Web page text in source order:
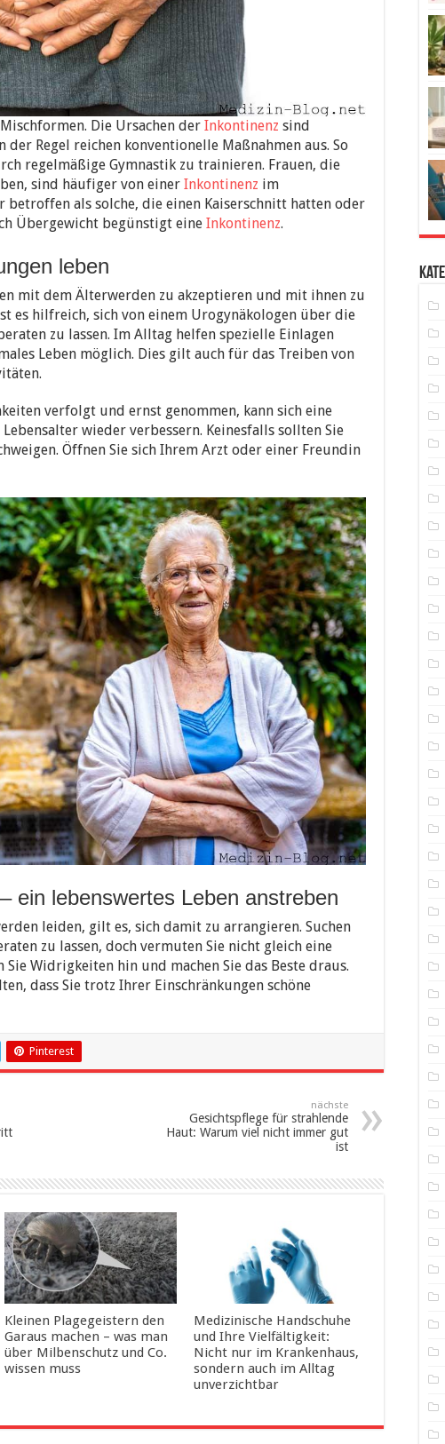
Die Ursachen der Inkontinenz sind
Regel reichen konventionelle Maßnahmen aus. So
regelmäßige Gymnastik zu trainieren. Frauen, die
sind häufiger von einer Inkontinenz im
betroffen als solche, die einen Kaiserschnitt hatten oder
Übergewicht begünstigt eine Inkontinenz.
leben
mit dem Älterwerden zu akzeptieren und mit ihnen zu
es hilfreich, sich von einem Urogynäkologen über die
zu lassen. Im Alltag helfen spezielle Einlagen
Leben möglich. Dies gilt auch für das Treiben von
verfolgt und ernst genommen, kann sich eine
wieder verbessern. Keinesfalls sollten Sie
Öffnen Sie sich Ihrem Arzt oder einer Freundin
ein lebenswertes Leben anstreben
leiden, gilt es, sich damit zu arrangieren. Suchen
zu lassen, doch vermuten Sie nicht gleich eine
Sie Widrigkeiten hin und machen Sie das Beste draus.
dass Sie trotz Ihrer Einschränkungen schöne
Pinterest
nächste
Gesichtspflege für strahlende
Haut: Warum viel nicht immer gut
ist
Kleinen Plagegeistern den
Garaus machen – was man
über Milbenschutz und Co.
wissen muss
Medizinische Handschuhe
und Ihre Vielfältigkeit:
Nicht nur im Krankenhaus,
sondern auch im Alltag
unverzichtbar